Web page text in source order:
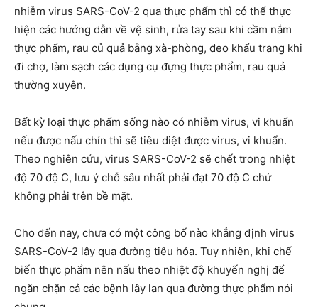
nhiễm virus SARS-CoV-2 qua thực phẩm thì có thể thực
hiện các hướng dẫn về vệ sinh, rửa tay sau khi cầm nắm
thực phẩm, rau củ quả bằng xà-phòng, đeo khẩu trang khi
đi chợ, làm sạch các dụng cụ đựng thực phẩm, rau quả
thường xuyên.
Bất kỳ loại thực phẩm sống nào có nhiễm virus, vi khuẩn
nếu được nấu chín thì sẽ tiêu diệt được virus, vi khuẩn.
Theo nghiên cứu, virus SARS-CoV-2 sẽ chết trong nhiệt
độ 70 độ C, lưu ý chỗ sâu nhất phải đạt 70 độ C chứ
không phải trên bề mặt.
Cho đến nay, chưa có một công bố nào khẳng định virus
SARS-CoV-2 lây qua đường tiêu hóa. Tuy nhiên, khi chế
biến thực phẩm nên nấu theo nhiệt độ khuyến nghị để
ngăn chặn cả các bệnh lây lan qua đường thực phẩm nói